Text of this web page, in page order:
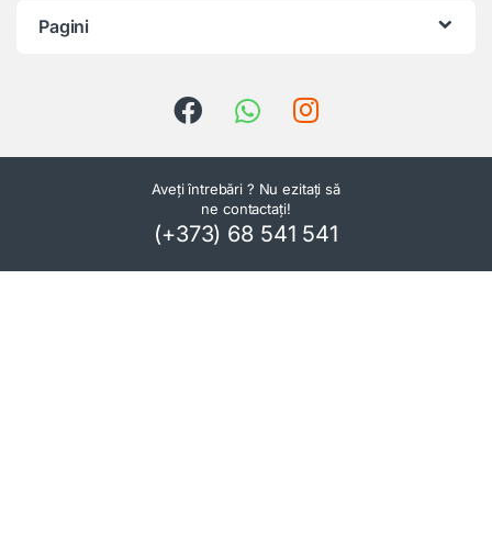
Pagini
Aveți întrebări ? Nu ezitați să
ne contactați!
(+373) 68 541 541